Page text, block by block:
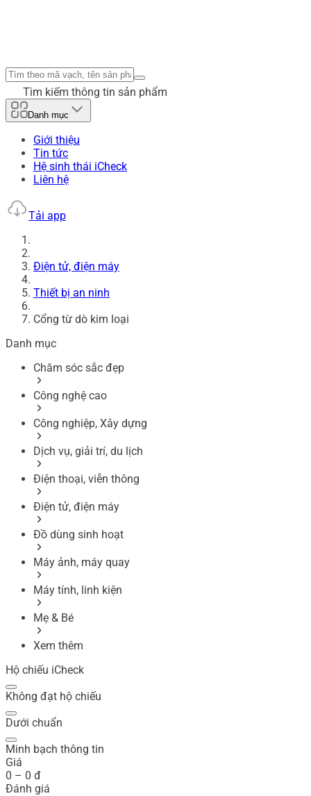
Tìm kiếm thông tin sản phẩm
Danh mục
Giới thiệu
Tin tức
Hệ sinh thái iCheck
Liên hệ
Tải app
Điện tử, điện máy
Thiết bị an ninh
Cổng từ dò kim loại
Danh mục
Chăm sóc sắc đẹp
Công nghệ cao
Công nghiệp, Xây dựng
Dịch vụ, giải trí, du lịch
Điện thoại, viễn thông
Điện tử, điện máy
Đồ dùng sinh hoạt
Máy ảnh, máy quay
Máy tính, linh kiện
Mẹ & Bé
Xem thêm
Hộ chiếu iCheck
Không đạt hộ chiếu
Dưới chuẩn
Minh bạch thông tin
Giá
0 – 0 đ
Đánh giá